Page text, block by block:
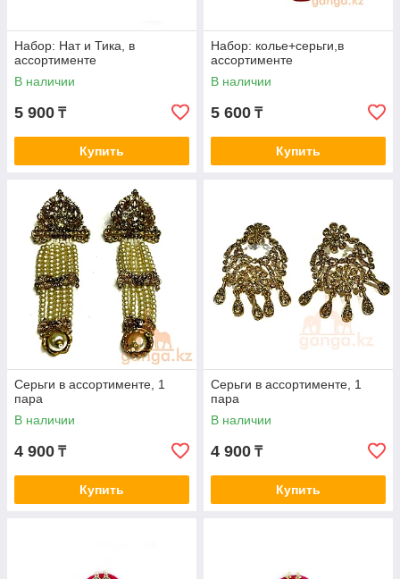
Набор: Нат и Тика, в
ассортименте
В наличии
5 900 ₸
Купить
Набор: колье+серьги,в
ассортименте
В наличии
5 600 ₸
Купить
Серьги в ассортименте, 1
пара
В наличии
4 900 ₸
Купить
Серьги в ассортименте, 1
пара
В наличии
4 900 ₸
Купить